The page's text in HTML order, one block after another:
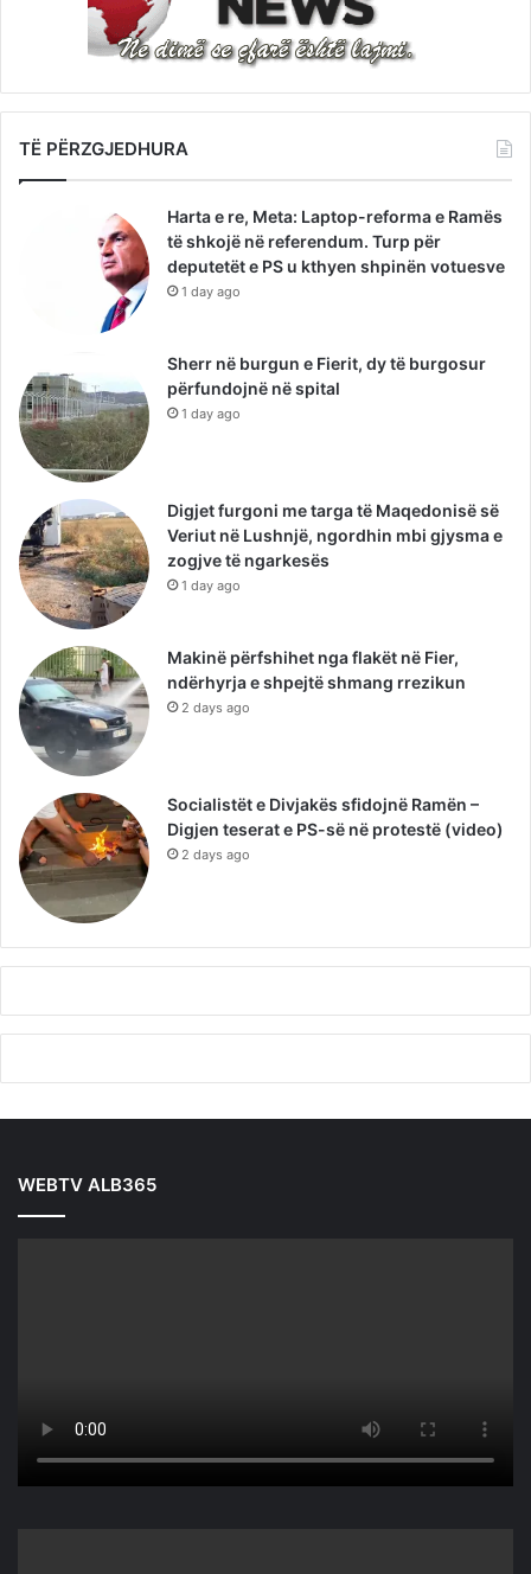
TË PËRZGJEDHURA
Harta e re, Meta: Laptop-reforma e Ramës
të shkojë në referendum. Turp për
deputetët e PS u kthyen shpinën votuesve
1 day ago
Sherr në burgun e Fierit, dy të burgosur
përfundojnë në spital
1 day ago
Digjet furgoni me targa të Maqedonisë së
Veriut në Lushnjë, ngordhin mbi gjysma e
zogjve të ngarkesës
1 day ago
Makinë përfshihet nga flakët në Fier,
ndërhyrja e shpejtë shmang rrezikun
2 days ago
Socialistët e Divjakës sfidojnë Ramën –
Digjen teserat e PS-së në protestë (video)
2 days ago
WEBTV ALB365